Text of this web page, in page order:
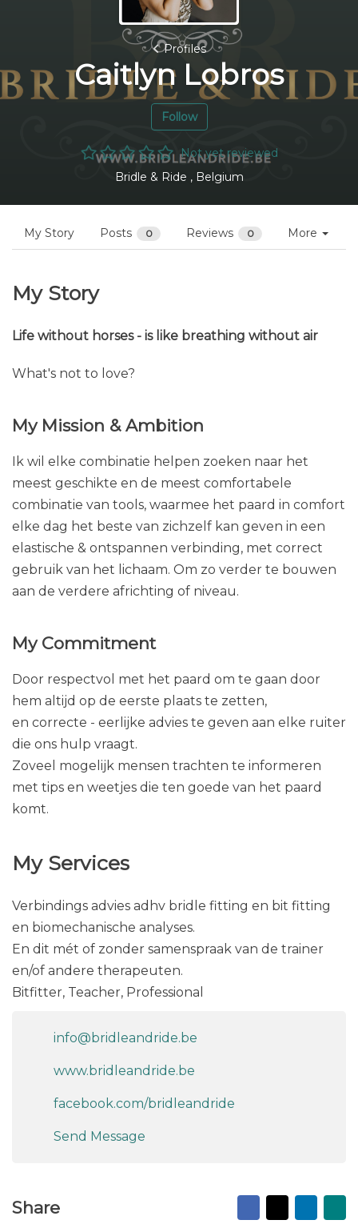
Profiles
Caitlyn Lobros
Follow
Not yet reviewed
Bridle & Ride , Belgium
My Story Posts 0 Reviews 0 More
My Story
Life without horses - is like breathing without air
What's not to love?
My Mission & Ambition
Ik wil elke combinatie helpen zoeken naar het
meest geschikte en de meest comfortabele
combinatie van tools, waarmee het paard in comfort
elke dag het beste van zichzelf kan geven in een
elastische & ontspannen verbinding, met correct
gebruik van het lichaam. Om zo verder te bouwen
aan de verdere africhting of niveau.
My Commitment
Door respectvol met het paard om te gaan door
hem altijd op de eerste plaats te zetten,
en correcte - eerlijke advies te geven aan elke ruiter
die ons hulp vraagt.
Zoveel mogelijk mensen trachten te informeren
met tips en weetjes die ten goede van het paard
komt.
My Services
Verbindings advies adhv bridle fitting en bit fitting
en biomechanische analyses.
En dit mét of zonder samenspraak van de trainer
en/of andere therapeuten.
Bitfitter, Teacher, Professional
info@bridleandride.be
www.bridleandride.be
facebook.com/bridleandride
Send Message
Share Facebook
X
to